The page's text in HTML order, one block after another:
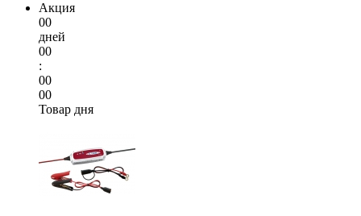
Акция
00
дней
00
:
00
00
Товар дня